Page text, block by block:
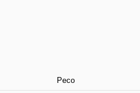
Peco